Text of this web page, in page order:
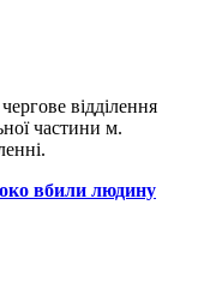
відділення
частини м.
вбили людину